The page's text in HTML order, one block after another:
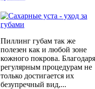
Пиллинг губам так же
полезен как и любой зоне
кожного покрова. Благодаря
регулярным процедурам не
только достигается их
безупречный вид,...